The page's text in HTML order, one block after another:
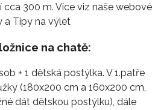
cca 300 m. Více viz naše webové
a Tipy na výlet
na chatě:
+ 1 dětská postýlka. V 1.patře
(180x200 cm a 160x200 cm,
dát dětskou postýlku), dále